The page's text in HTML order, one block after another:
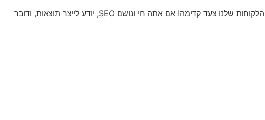
אנחנו מחפשים מקדם אתרים מוכשר ובעל ניסיון מעשי בקידום אורגני בגוגל, שיצטרף אלינו כפרילנסר ויעזור לנו לקחת את הלקוחות שלנו צעד קדימה! אם אתה חי ונושם SEO, יודע לייצר תוצאות, ודובר